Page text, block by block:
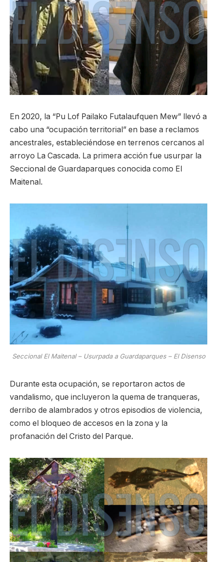
En 2020, la “Pu Lof Pailako Futalaufquen Mew” llevó a
cabo una “ocupación territorial” en base a reclamos
ancestrales, estableciéndose en terrenos cercanos al
arroyo La Cascada. La primera acción fue usurpar la
Seccional de Guardaparques conocida como El
Maitenal.
Seccional El Maitenal – Usurpada a Guardaparques – El Disenso
Durante esta ocupación, se reportaron actos de
vandalismo, que incluyeron la quema de tranqueras,
derribo de alambrados y otros episodios de violencia,
como el bloqueo de accesos en la zona y la
profanación del Cristo del Parque.